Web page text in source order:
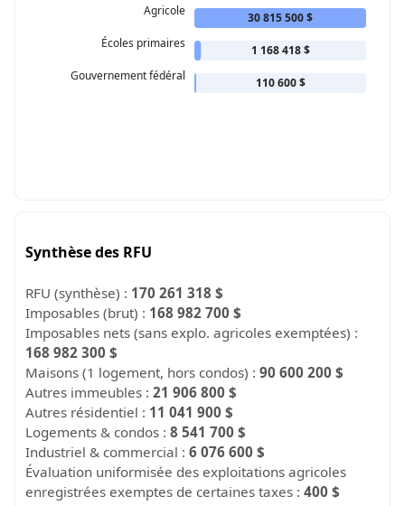
Agricole
30 815 500 $
Écoles primaires
1 168 418 $
Gouvernement fédéral
110 600 $
Synthèse des RFU
RFU (synthèse) : 170 261 318 $
Imposables (brut) : 168 982 700 $
Imposables nets (sans explo. agricoles exemptées) :
168 982 300 $
Maisons (1 logement, hors condos) :90 600 200 $
Autres immeubles :21 906 800 $
Autres résidentiel : 11 041 900 $
Logements & condos :8 541 700 $
Industriel & commercial :6 076 600 $
Évaluation uniformisée des exploitations agricoles
enregistrées exemptes de certaines taxes :400 $